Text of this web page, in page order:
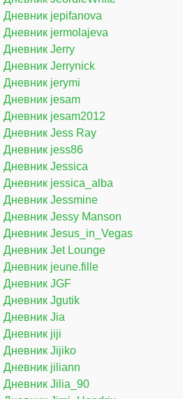
Дневник jepifanova
Дневник jermolajeva
Дневник Jerry
Дневник Jerrynick
Дневник jerymi
Дневник jesam
Дневник jesam2012
Дневник Jess Ray
Дневник jess86
Дневник Jessica
Дневник jessica_alba
Дневник Jessmine
Дневник Jessy Manson
Дневник Jesus_in_Vegas
Дневник Jet Lounge
Дневник jeune.fille
Дневник JGF
Дневник Jgutik
Дневник Jia
Дневник jiji
Дневник Jijiko
Дневник jiliann
Дневник Jilia_90